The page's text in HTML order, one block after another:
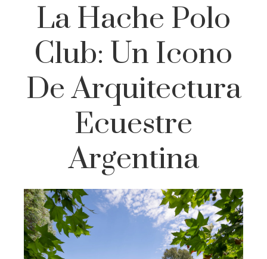
La Hache Polo
Club: Un Icono
De Arquitectura
Ecuestre
Argentina